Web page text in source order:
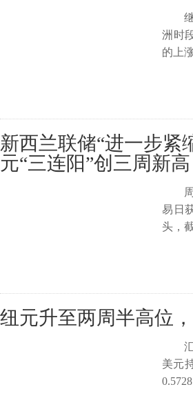
洲时
的上
新西兰联储“进一步紧
元“三连阳”创三周新高
易日
头，
纽元升至两周半高位
美元